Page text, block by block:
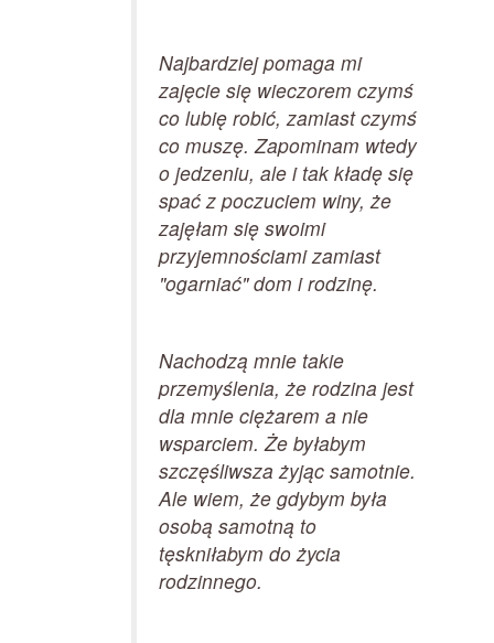
Najbardziej pomaga mi
zajęcie się wieczorem czymś
co lubię robić, zamiast czymś
co muszę. Zapominam wtedy
o jedzeniu, ale i tak kładę się
spać z poczuciem winy, że
zajęłam się swoimi
przyjemnościami zamiast
"ogarniać" dom i rodzinę.
Nachodzą mnie takie
przemyślenia, że rodzina jest
dla mnie ciężarem a nie
wsparciem. Że byłabym
szczęśliwsza żyjąc samotnie.
Ale wiem, że gdybym była
osobą samotną to
tęskniłabym do życia
rodzinnego.